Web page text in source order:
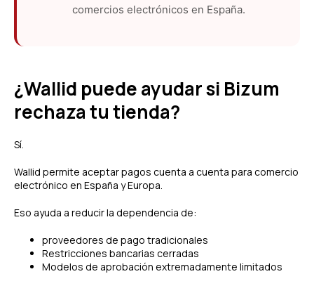
comercios electrónicos en España.
¿Wallid puede ayudar si Bizum
rechaza tu tienda?
Sí.
Wallid permite aceptar pagos cuenta a cuenta para comercio
electrónico en España y Europa.
Eso ayuda a reducir la dependencia de:
proveedores de pago tradicionales
Restricciones bancarias cerradas
Modelos de aprobación extremadamente limitados